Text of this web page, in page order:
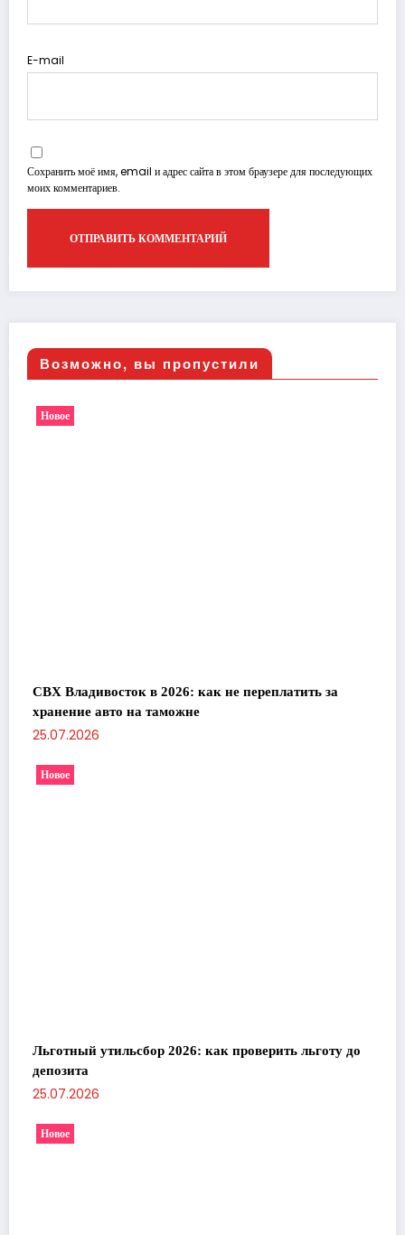
E-mail
Сохранить моё имя, email и адрес сайта в этом браузере для последующих
моих комментариев.
Возможно, вы пропустили
Новое
СВХ Владивосток в 2026: как не переплатить за
хранение авто на таможне
25.07.2026
Новое
Льготный утильсбор 2026: как проверить льготу до
депозита
25.07.2026
Новое